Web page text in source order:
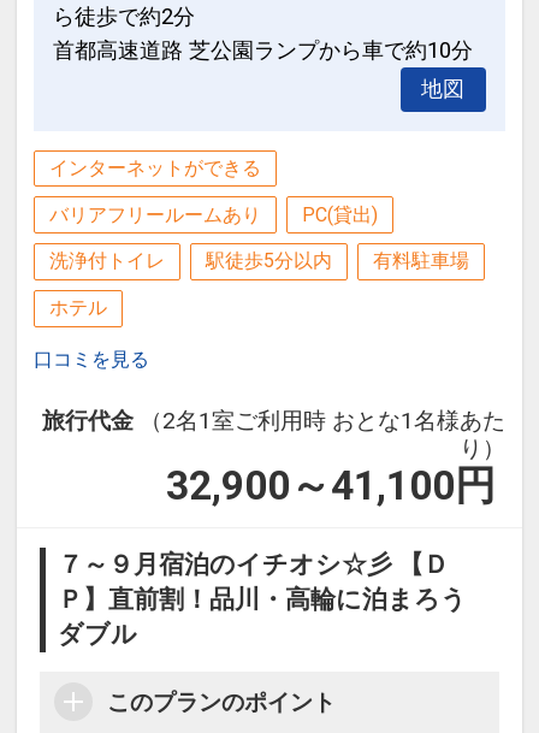
ら徒歩で約2分
首都高速道路 芝公園ランプから車で約10分
地図
インターネットができる
バリアフリールームあり PC(貸出)
洗浄付トイレ 駅徒歩5分以内 有料駐車場
ホテル
口コミを見る
旅行代金
（2名1室ご利用時 おとな1名様あた
り）
32,900～41,100 円
７～９月宿泊のイチオシ☆彡 【Ｄ
Ｐ】直前割！品川・高輪に泊まろう
ダブル
このプランのポイント